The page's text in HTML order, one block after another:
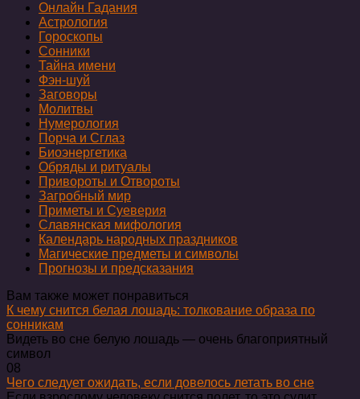
Онлайн Гадания
Астрология
Гороскопы
Сонники
Тайна имени
Фэн-шуй
Заговоры
Молитвы
Нумерология
Порча и Сглаз
Биоэнергетика
Обряды и ритуалы
Привороты и Отвороты
Загробный мир
Приметы и Суеверия
Славянская мифология
Календарь народных праздников
Магические предметы и символы
Прогнозы и предсказания
Вам также может понравиться
К чему снится белая лошадь: толкование образа по
сонникам
Видеть во сне белую лошадь — очень благоприятный
символ
08
Чего следует ожидать, если довелось летать во сне